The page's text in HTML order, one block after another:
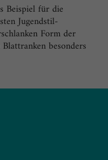
Beispiel für die
Jugendstil-
Form der
besonders